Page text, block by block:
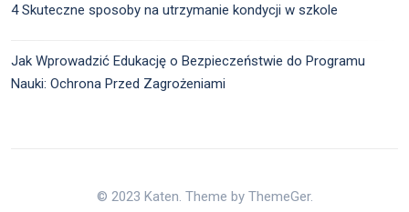
4 Skuteczne sposoby na utrzymanie kondycji w szkole
Jak Wprowadzić Edukację o Bezpieczeństwie do Programu
Nauki: Ochrona Przed Zagrożeniami
© 2023 Katen. Theme by ThemeGer.